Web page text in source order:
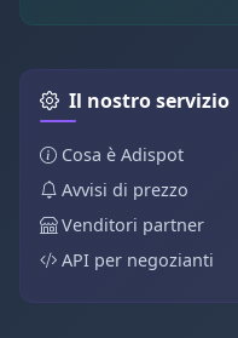
Il nostro servizio
Cosa è Adispot
Avvisi di prezzo
Venditori partner
API per negozianti